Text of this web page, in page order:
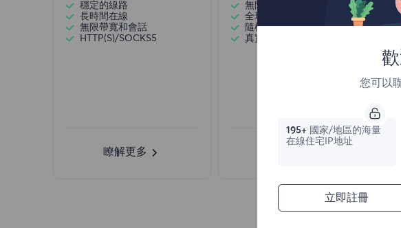
穩定的線路
長時間在線
無限帶寬和會話
HTTP(S)/SOCKS5
瞭解更多
無限使用IP
全球超過50個地區
隨機國家
真實動態住宅代理
您可以
195+ 國家/地區的海量
在線住宅IP地址
立即註冊